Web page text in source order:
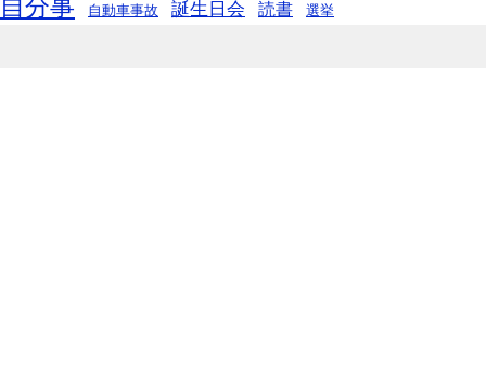
自分事 自動車事故 誕生日会 読書 選挙